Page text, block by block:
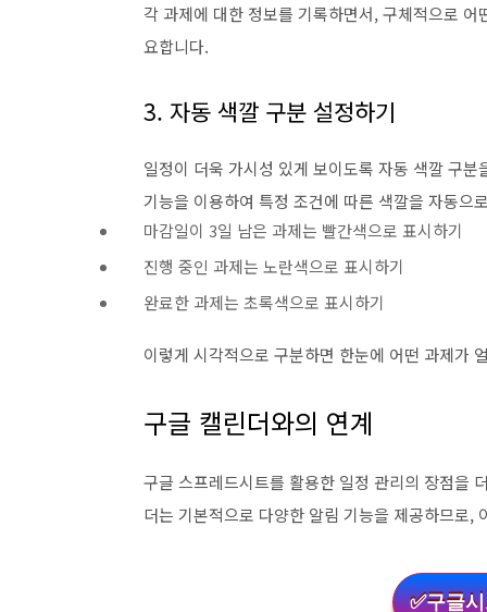
각 과제에 대한 정보를 기록하면서, 구체적으로
요합니다.
3. 자동 색깔 구분 설정하기
일정이 더욱 가시성 있게 보이도록 자동 색깔 구
기능을 이용하여 특정 조건에 따른 색깔을 자동으
마감일이 3일 남은 과제는 빨간색으로 표시하기
진행 중인 과제는 노란색으로 표시하기
완료한 과제는 초록색으로 표시하기
이렇게 시각적으로 구분하면 한눈에 어떤 과제가
구글 캘린더와의 연계
구글 스프레드시트를 활용한 일정 관리의 장점을
더는 기본적으로 다양한 알림 기능을 제공하므로,
✅구글